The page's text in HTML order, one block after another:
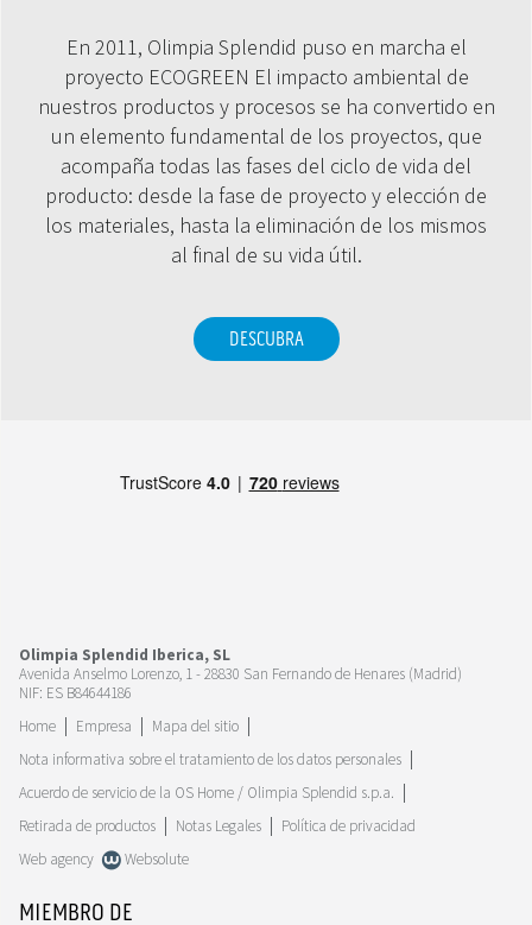
En 2011, Olimpia Splendid puso en marcha el
proyecto ECOGREEN El impacto ambiental de
nuestros productos y procesos se ha convertido en
un elemento fundamental de los proyectos, que
acompaña todas las fases del ciclo de vida del
producto: desde la fase de proyecto y elección de
los materiales, hasta la eliminación de los mismos
al final de su vida útil.
DESCUBRA
Olimpia Splendid Iberica, SL
Avenida Anselmo Lorenzo, 1 - 28830 San Fernando de Henares (Madrid)
NIF: ES B84644186
Home
Empresa
Mapa del sitio
Nota informativa sobre el tratamiento de los datos personales
Acuerdo de servicio de la OS Home / Olimpia Splendid s.p.a.
Retirada de productos
Notas Legales
Política de privacidad
Web agency
Websolute
MIEMBRO DE